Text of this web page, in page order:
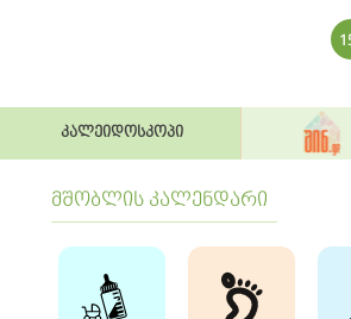
კალეიდოსკოპი
მშობლის კალენდარი